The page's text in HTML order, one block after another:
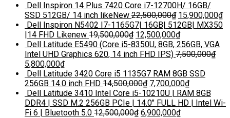
Dell Inspiron 14 Plus 7420 Core i7-12700H/ 16GB/
SSD 512GB/ 14 inch likeNew 22,500,000₫ 15,900,000₫
Dell Inspiron N5402 I7-1165G7| 16GB| 512GB| MX350
|14 FHD Likenew 19,500,000₫ 12,500,000₫
Dell Latitude E5490 (Core i5-8350U, 8GB, 256GB, VGA
Intel UHD Graphics 620, 14 inch FHD IPS) 7,500,000₫
5,800,000₫
Dell Latitude 3420 Core i5 1135G7 RAM 8GB SSD
256GB 14.0 inch FHD 14,500,000₫ 7,700,000₫
Dell Latitude 3410 Intel Core i5-10210U | RAM 8GB
DDR4 | SSD M.2 256GB PCIe | 14.0″ FULL HD | Intel Wi-
Fi 6 | Bluetooth 5.0 12,500,000₫ 6,900,000₫